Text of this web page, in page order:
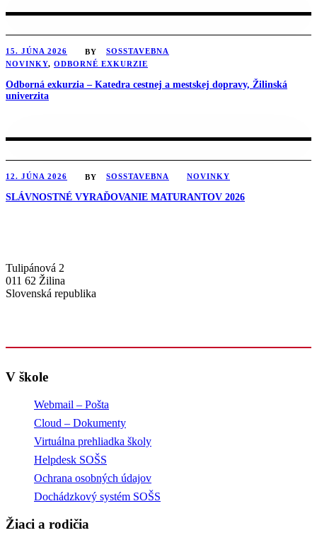
15. JÚNA 2026 BY
SOSSTAVEBNA
NOVINKY, ODBORNÉ EXKURZIE
Odborná exkurzia – Katedra cestnej a mestskej dopravy, Žilinská
univerzita
12. JÚNA 2026 BY SOSSTAVEBNA NOVINKY
SLÁVNOSTNÉ VYRAĎOVANIE MATURANTOV 2026
Tulipánová 2
011 62 Žilina
Slovenská republika
V škole
Webmail – Pošta
Cloud – Dokumenty
Virtuálna prehliadka školy
Helpdesk SOŠS
Ochrana osobných údajov
Dochádzkový systém SOŠS
Žiaci a rodičia